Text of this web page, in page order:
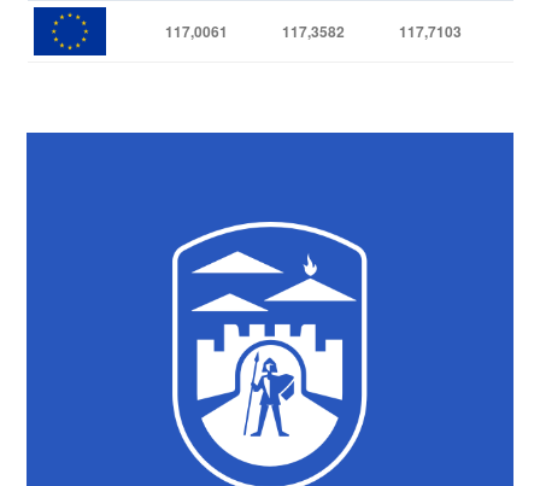
117,0061 117,3582 117,7103